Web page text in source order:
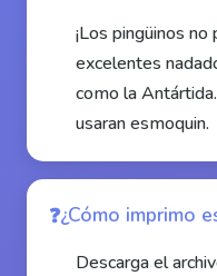
¡Los pingüinos
excelentes
como la
usaran esmoquin.
¿Cómo imprimo
Descarga el